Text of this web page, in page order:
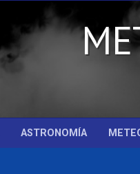
ASTRONOMÍA